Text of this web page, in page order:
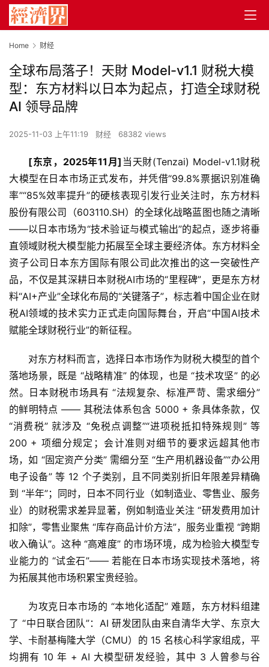
Home 财经
全球布局落子！天財 Model-v1.1 财税大模
型：东方材料以日本为起点，打造全球财税
AI 领导品牌
2025-11-03 上午11:19 财经 68382 views
[东京，2025年11月] 当天財(Tenzai) Model-v1.1财税
大模型在日本市场正式发布，并凭借“99.8%票据识别准确
率”“85%效率提升”的硬核表现引发行业关注时，东方材料
股份有限公司（603110.SH）的全球化战略蓝图也随之清晰
——以日本市场为“技术验证与模式输出”的起点，逐步将垂
直领域财税大模型能力拓展至全球主要经济体。东方材料全
资子公司日本东方国际有限公司此次推出的这一突破性产
品，不仅是其深耕日本财税AI市场的“里程碑”，更是东方材
料“AI+产业”全球化布局的“关键落子”，标志着中国企业在财
税AI领域的技术实力正式走向国际舞台，开启“中国AI技术
赋能全球财税行业”的新征程。
对东方材料而言，选择日本市场作为财税大模型的首个
落地场景，既是 “战略精准” 的体现，也是 “技术攻坚” 的必
然。日本财税市场具有 “法规复杂、标准严苛、需求细分”
的鲜明特点 —— 其税法体系包含 5000 + 条具体条款，仅
“消费税” 就涉及 “免税点调整”“进项税抵扣特殊规则” 等
200 + 项细分规定；会计准则对细节的要求远超其他市
场，如 “固定资产分类” 需细分至 “生产用机器设备”“办公用
电子设备” 等 12 个子类别，且不同类别折旧年限差异精确
到 “半年”；同时，日本不同行业（如制造业、零售业、服务
业）的财税需求差异显著，例如制造业关注 “研发费用加计
扣除”，零售业聚焦 “库存商品计价方法”，服务业重视 “跨期
收入确认”。这种 “高难度” 的市场环境，成为检验大模型专
业能力的 “试金石”—— 若能在日本市场实现技术落地，将
为拓展其他市场积累宝贵经验。
为攻克日本市场的 “本地化适配” 难题，东方材料组建
了 “中日联合团队”：AI 研发团队由来自清华大学、东京大
学、卡耐基梅隆大学（CMU）的 15 名核心科学家组成，平
均拥有 10 年 + AI 大模型研发经验，其中 3 人曾参与谷